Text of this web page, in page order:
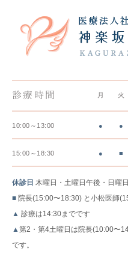
診療時間 月 火
10:00～13:00 ● ●
15:00～18:30 ● ■
休診日 木曜日・土曜日午後・日曜
■ 院長(15:00〜18:30) と小松医師
▲ 診療は14:30までです
▲第2・第4土曜日は院長(10:00〜
です。